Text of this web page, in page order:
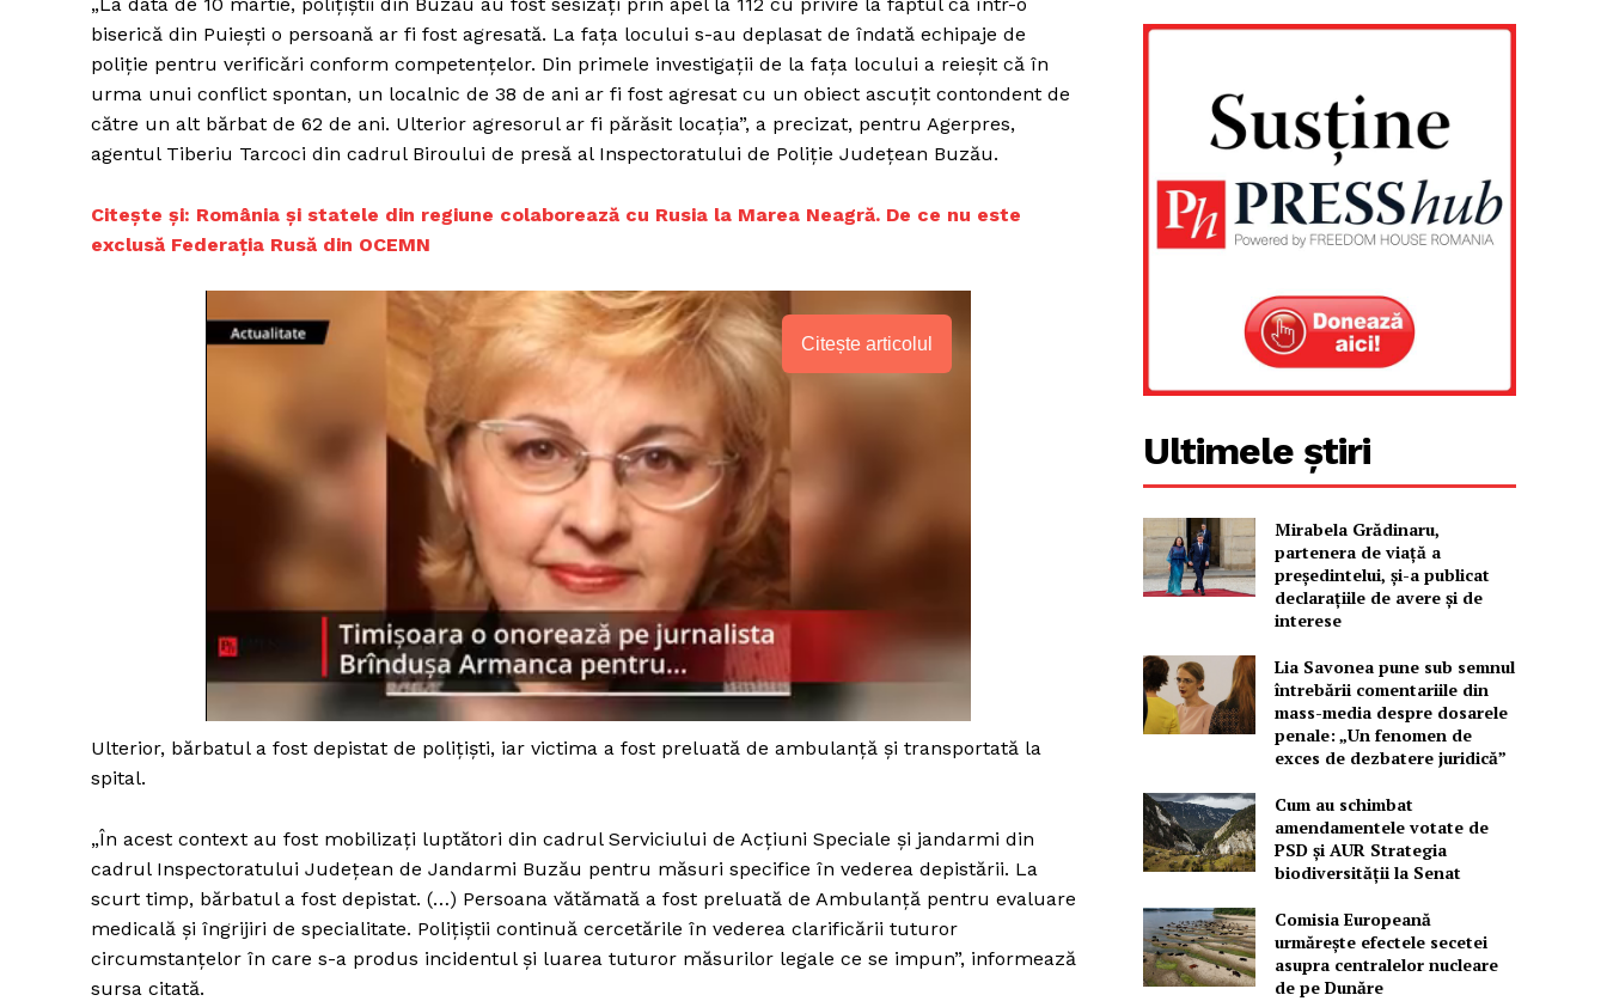
Un proiect
FREEDOM HOUSE
PRESShub
Proiecte editoriale
Rețea
Contact
biserică din Puieşti o persoană ar fi fost agresată. La faţa locului s-au deplasat de îndată echipaje de
poliţie pentru verificări conform competenţelor. Din primele investigaţii de la faţa locului a reieşit că în
urma unui conflict spontan, un localnic de 38 de ani ar fi fost agresat cu un obiect ascuţit contondent de
către un alt bărbat de 62 de ani. Ulterior agresorul ar fi părăsit locaţia”, a precizat, pentru Agerpres,
agentul Tiberiu Tarcoci din cadrul Biroului de presă al Inspectoratului de Poliţie Judeţean Buzău.
Citește și: România și statele din regiune colaborează cu Rusia la Marea Neagră. De ce nu este
exclusă Federația Rusă din OCEMN
Citește articolul
Ulterior, bărbatul a fost depistat de poliţişti, iar victima a fost preluată de ambulanţă şi transportată la
spital.
„În acest context au fost mobilizaţi luptători din cadrul Serviciului de Acţiuni Speciale şi jandarmi din
cadrul Inspectoratului Judeţean de Jandarmi Buzău pentru măsuri specifice în vederea depistării. La
scurt timp, bărbatul a fost depistat. (…) Persoana vătămată a fost preluată de Ambulanţă pentru evaluare
medicală şi îngrijiri de specialitate. Poliţiştii continuă cercetările în vederea clarificării tuturor
circumstanţelor în care s-a produs incidentul şi luarea tuturor măsurilor legale ce se impun”, informează
sursa citată.
Ultimele știri
Mirabela Grădinaru,
partenera de viață a
președintelui, și-a publicat
declarațiile de avere și de
interese
Lia Savonea pune sub semnul
întrebării comentariile din
mass-media despre dosarele
penale: „Un fenomen de
exces de dezbatere juridică”
Cum au schimbat
amendamentele votate de
PSD și AUR Strategia
biodiversității la Senat
Comisia Europeană
urmărește efectele secetei
asupra centralelor nucleare
de pe Dunăre